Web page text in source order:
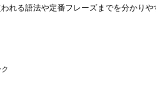
れる語法や定番フレーズまでを分かりや